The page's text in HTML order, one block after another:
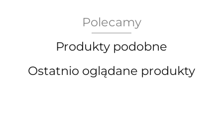
Bergdala Glasbruk
Polecamy
Produkty podobne
Ostatnio oglądane produkty